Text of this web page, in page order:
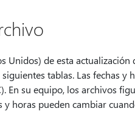
Unidos) de esta
tablas. Las fechas y
En su equipo, los archivos
y horas pueden cambiar